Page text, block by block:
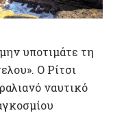
υποτιμάτε τη
Ο Ρίτσι
ναυτικό